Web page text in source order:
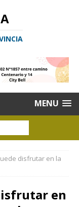
MENU
disfrutar en la
en